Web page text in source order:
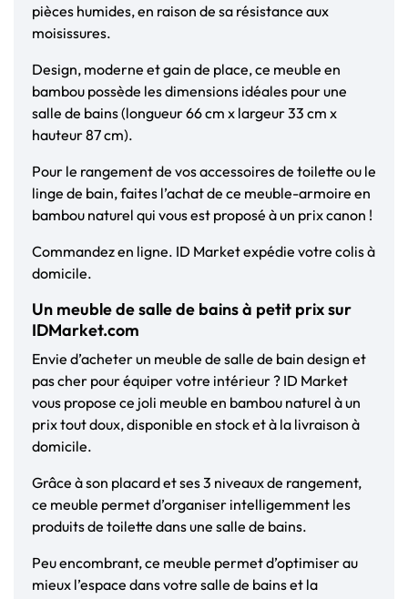
pièces humides, en raison de sa résistance aux
moisissures.
Design, moderne et gain de place, ce meuble en
bambou possède les dimensions idéales pour une
salle de bains (longueur 66 cm x largeur 33 cm x
hauteur 87 cm).
Pour le rangement de vos accessoires de toilette ou le
linge de bain, faites l’achat de ce meuble-armoire en
bambou naturel qui vous est proposé à un prix canon !
Commandez en ligne. ID Market expédie votre colis à
domicile.
Un meuble de salle de bains à petit prix sur
IDMarket.com
Envie d’acheter un meuble de salle de bain design et
pas cher pour équiper votre intérieur ? ID Market
vous propose ce joli meuble en bambou naturel à un
prix tout doux, disponible en stock et à la livraison à
domicile.
Grâce à son placard et ses 3 niveaux de rangement,
ce meuble permet d’organiser intelligemment les
produits de toilette dans une salle de bains.
Peu encombrant, ce meuble permet d’optimiser au
mieux l’espace dans votre salle de bains et la